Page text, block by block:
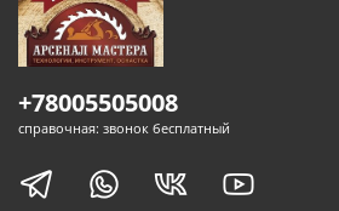
+78005505008
справочная: звонок бесплатный